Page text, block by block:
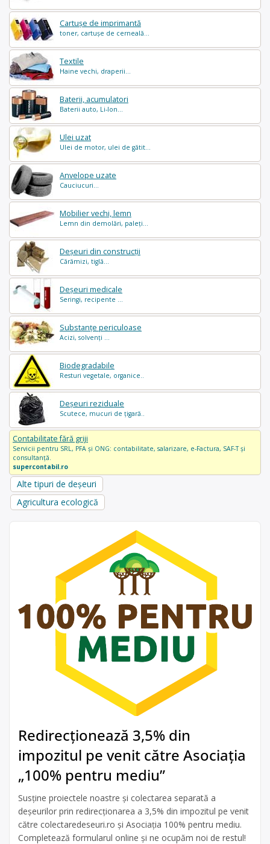
Cartușe de imprimantă
toner, cartușe de cerneală...
Textile
Haine vechi, draperii...
Baterii, acumulatori
Baterii auto, Li-Ion...
Ulei uzat
Ulei de motor, ulei de gătit...
Anvelope uzate
Cauciucuri...
Mobilier vechi, lemn
Lemn din demolări, paleți...
Deșeuri din construcții
Cărămizi, tiglă...
Deșeuri medicale
Seringi, recipente ...
Substanțe periculoase
Acizi, solvenți ...
Biodegradabile
Resturi vegetale, organice..
Deșeuri reziduale
Scutece, mucuri de țigară..
Contabilitate fără griji
Servicii pentru SRL, PFA și ONG: contabilitate, salarizare, e-Factura, SAF-T și
consultanță.
supercontabil.ro
Alte tipuri de deșeuri
Agricultura ecologică
Redirecționează 3,5% din
impozitul pe venit către Asociația
„100% pentru mediu”
Susține proiectele noastre și colectarea separată a
deșeurilor prin redirecționarea a 3,5% din impozitul pe venit
către colectaredeseuri.ro și Asociația 100% pentru mediu.
Completează formularul online și ne ocupăm noi de restul!